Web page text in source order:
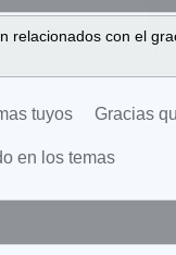
relacionados con el
tuyos Gracias
en los temas